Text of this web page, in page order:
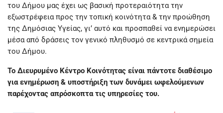
του Δήμου μας έχει ως βασική προτεραιότητα την
εξωστρέφεια προς την τοπική κοινότητα & την προώθηση
της Δημόσιας Υγείας, γι’ αυτό και προσπαθεί να ενημερώσει
μέσα από δράσεις τον γενικό πληθυσμό σε κεντρικά σημεία
του Δήμου.
Το Διευρυμένο Κέντρο Κοινότητας είναι πάντοτε διαθέσιμο
για ενημέρωση & υποστήριξη των δυνάμει ωφελούμενων
παρέχοντας απρόσκοπτα τις υπηρεσίες του.